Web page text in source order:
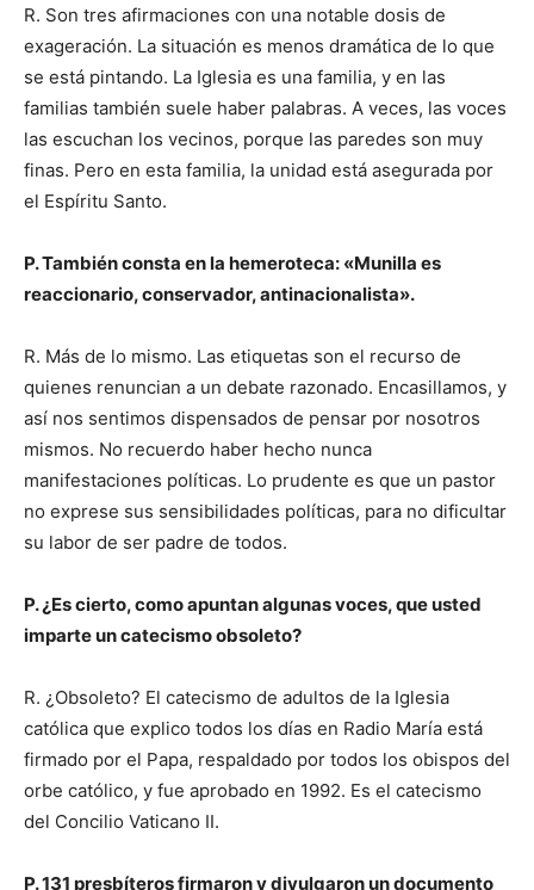
R. Son tres afirmaciones con una notable dosis de
exageración. La situación es menos dramática de lo que
se está pintando. La Iglesia es una familia, y en las
familias también suele haber palabras. A veces, las voces
las escuchan los vecinos, porque las paredes son muy
finas. Pero en esta familia, la unidad está asegurada por
el Espíritu Santo.
P. También consta en la hemeroteca: «Munilla es
reaccionario, conservador, antinacionalista».
R. Más de lo mismo. Las etiquetas son el recurso de
quienes renuncian a un debate razonado. Encasillamos, y
así nos sentimos dispensados de pensar por nosotros
mismos. No recuerdo haber hecho nunca
manifestaciones políticas. Lo prudente es que un pastor
no exprese sus sensibilidades políticas, para no dificultar
su labor de ser padre de todos.
P. ¿Es cierto, como apuntan algunas voces, que usted
imparte un catecismo obsoleto?
R. ¿Obsoleto? El catecismo de adultos de la Iglesia
católica que explico todos los días en Radio María está
firmado por el Papa, respaldado por todos los obispos del
orbe católico, y fue aprobado en 1992. Es el catecismo
del Concilio Vaticano II.
P. 131 presbíteros firmaron y divulgaron un documento